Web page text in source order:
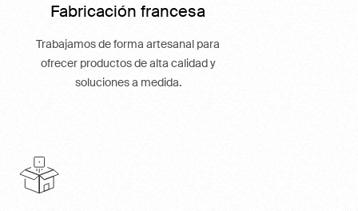
Fabricación francesa
Trabajamos de forma artesanal para
ofrecer productos de alta calidad y
soluciones a medida.